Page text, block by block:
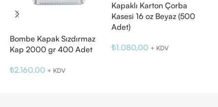
Bombe Kapak Sızdırmaz
Kap 2000 gr 400 Adet
₺2.160,00 + KDV
Kapaklı Karton Çorba
Kasesi 16 oz Beyaz (500
Adet)
₺1.080,00 + KDV